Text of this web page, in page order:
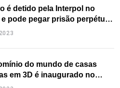
é detido pela Interpol no
e pode pegar prisão perpétua
do mundo de casas
em 3D é inaugurado no